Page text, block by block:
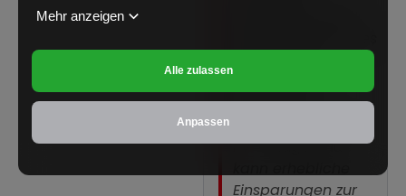
Mehr anzeigen
Alle zulassen
Anpassen
Nutzung der
PV-Anlage und
Einsparungen zur